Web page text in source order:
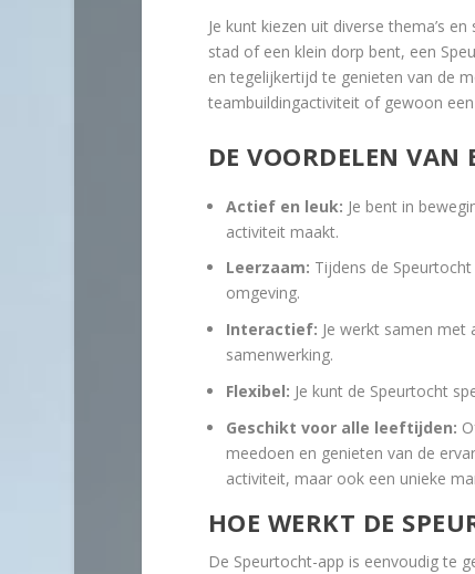
Je kunt kiezen uit diverse thema’s
stad of een klein dorp bent, een
en tegelijkertijd te genieten van de
teambuildingactiviteit of gewoon
DE VOORDELEN VAN
Actief en leuk: Je bent in
activiteit maakt.
Leerzaam: Tijdens de
omgeving.
Interactief: Je werkt samen
samenwerking.
Flexibel: Je kunt de Speurtocht
Geschikt voor alle leeftijden:
meedoen en genieten van de
activiteit, maar ook een unieke
HOE WERKT DE
De Speurtocht-app is eenvoudig te